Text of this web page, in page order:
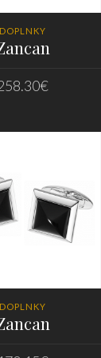
DOPLNKY
€
DOPLNKY